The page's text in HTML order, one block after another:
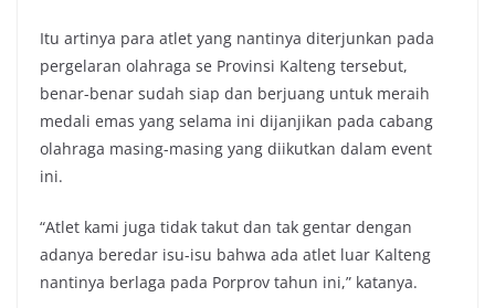
Itu artinya para atlet yang nantinya diterjunkan pada
pergelaran olahraga se Provinsi Kalteng tersebut,
benar-benar sudah siap dan berjuang untuk meraih
medali emas yang selama ini dijanjikan pada cabang
olahraga masing-masing yang diikutkan dalam event
ini.
“Atlet kami juga tidak takut dan tak gentar dengan
adanya beredar isu-isu bahwa ada atlet luar Kalteng
nantinya berlaga pada Porprov tahun ini,” katanya.